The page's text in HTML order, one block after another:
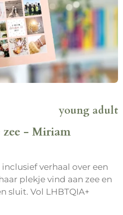
young adult
zee - Miriam
verhaal over een
plekje vind aan zee en
sluit. Vol LHBTQIA+